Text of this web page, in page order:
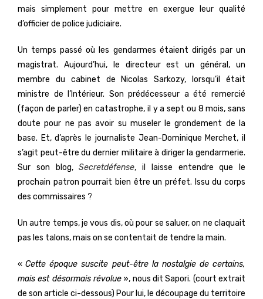
mais simplement pour mettre en exergue leur qualité
d’officier de police judiciaire.
Un temps passé où les gendarmes étaient dirigés par un
magistrat. Aujourd’hui, le directeur est un général, un
membre du cabinet de Nicolas Sarkozy, lorsqu’il était
ministre de l’Intérieur. Son prédécesseur a été remercié
(façon de parler) en catastrophe, il y a sept ou 8 mois, sans
doute pour ne pas avoir su museler le grondement de la
base. Et, d’après le journaliste Jean-Dominique Merchet, il
s’agit peut-être du dernier militaire à diriger la gendarmerie.
Sur son blog,Secretdéfense, il laisse entendre que le
prochain patron pourrait bien être un préfet. Issu du corps
des commissaires ?
Un autre temps, je vous dis, où pour se saluer, on ne claquait
pas les talons, mais on se contentait de tendre la main.
«Cette époque suscite peut-être la nostalgie de certains,
mais est désormais révolue », nous dit Sapori. (court extrait
de son article ci-dessous) Pour lui, le découpage du territoire